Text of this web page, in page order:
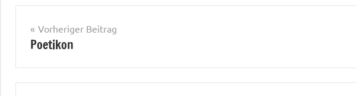
Beitragsnavigation
Vorheriger Beitrag
Poetikon